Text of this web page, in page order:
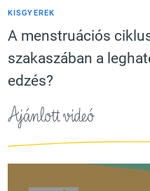
KISGYEREK
A menstruációs
szakaszában a
edzés?
Ajánlott videó